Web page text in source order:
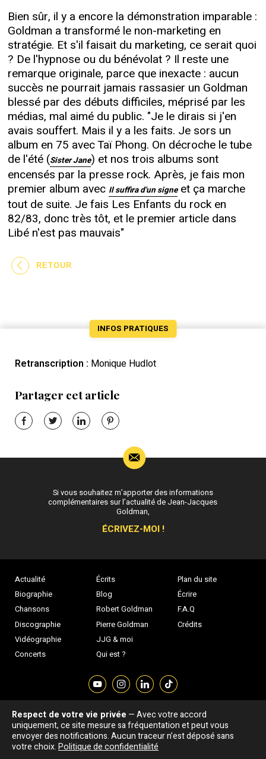
Bien sûr, il y a encore la démonstration imparable :
Goldman a transformé le non-marketing en
stratégie. Et s'il faisait du marketing, ce serait quoi
? De l'hypnose ou du bénévolat ? Il reste une
remarque originale, parce que inexacte : aucun
succès ne pourrait jamais rassasier un Goldman
blessé par des débuts difficiles, méprisé par les
médias, mal aimé du public. "Je le dirais si j'en
avais souffert. Mais il y a les faits. Je sors un
album en 75 avec Taï Phong. On décroche le tube
de l'été (Sister Jane) et nos trois albums sont
encensés par la presse rock. Après, je fais mon
premier album avec Il suffira d'un signeet ça marche
tout de suite. Je fais Les Enfants du rock en
82/83, donc très tôt, et le premier article dans
Libé n'est pas mauvais"
RETOUR
INFOS PRATIQUES
Retranscription : Monique Hudlot
Partager cet article
Actualité
Biographie
Chansons
Discographie
Vidéographie
Concerts
Écrits
Blog
Robert Goldman
Pierre Goldman
JJG & moi
Qui est ?
Plan du site
Écrire
F.A.Q
Crédits
Si vous souhaitez m’apporter des informations
complémentaires sur l’actualité de Jean-Jacques
Goldman,
ÉCRIVEZ-MOI !
Association "Parler d'sa vie" © Depuis 1997 - Tous droits réservés |
Signaler une erreur |Confidentialité|Gestion des cookies|Dernière
mise à jour : 05/08/2026
Respect de votre vie privée — Avec votre accord
uniquement, ce site mesure sa fréquentation et peut vous
envoyer des notifications. Aucun traceur n’est déposé sans
votre choix.Politique de confidentialité